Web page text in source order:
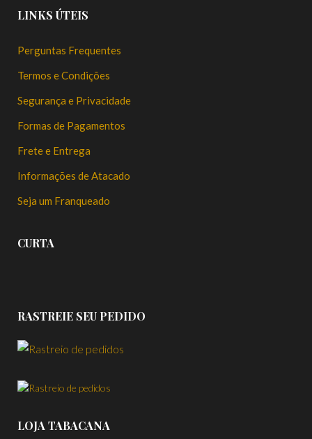
LINKS ÚTEIS
Perguntas Frequentes
Termos e Condições
Segurança e Privacidade
Formas de Pagamentos
Frete e Entrega
Informações de Atacado
Seja um Franqueado
CURTA
RASTREIE SEU PEDIDO
LOJA TABACANA